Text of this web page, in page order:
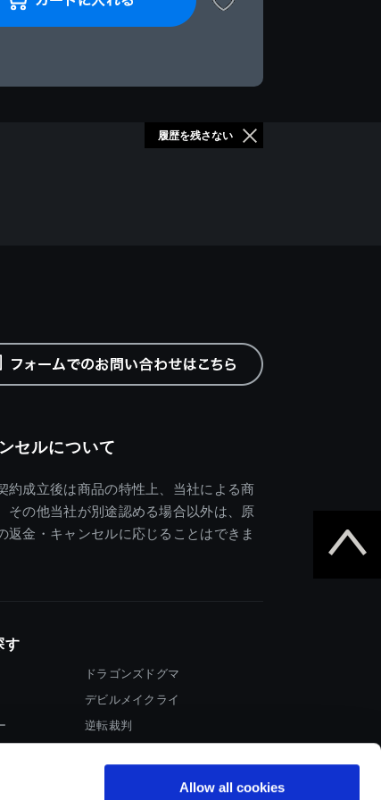
Allow all cookies
履歴を残さない
セルについて
約成立後は商品の特性上、当社による商
その他当社が別途認める場合以外は、原
返金・キャンセルに応じることはできま
す
ドラゴンズドグマ
デビルメイクライ
逆転裁判